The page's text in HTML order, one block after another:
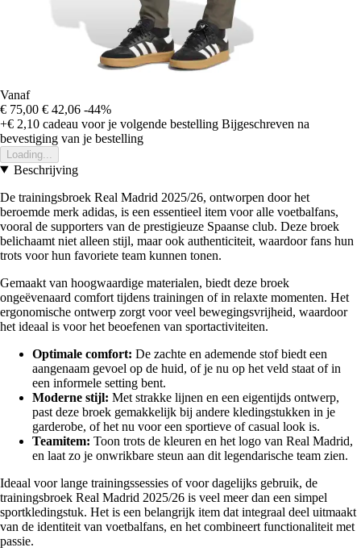
Vanaf
€ 75,00 € 42,06 -44%
+€ 2,10 cadeau voor je volgende bestelling Bijgeschreven na
bevestiging van je bestelling
Loading...
Beschrijving
De trainingsbroek Real Madrid 2025/26, ontworpen door het
beroemde merk adidas, is een essentieel item voor alle voetbalfans,
vooral de supporters van de prestigieuze Spaanse club. Deze broek
belichaamt niet alleen stijl, maar ook authenticiteit, waardoor fans hun
trots voor hun favoriete team kunnen tonen.
Gemaakt van hoogwaardige materialen, biedt deze broek
ongeëvenaard comfort tijdens trainingen of in relaxte momenten. Het
ergonomische ontwerp zorgt voor veel bewegingsvrijheid, waardoor
het ideaal is voor het beoefenen van sportactiviteiten.
Optimale comfort: De zachte en ademende stof biedt een
aangenaam gevoel op de huid, of je nu op het veld staat of in
een informele setting bent.
Moderne stijl: Met strakke lijnen en een eigentijds ontwerp,
past deze broek gemakkelijk bij andere kledingstukken in je
garderobe, of het nu voor een sportieve of casual look is.
Teamitem: Toon trots de kleuren en het logo van Real Madrid,
en laat zo je onwrikbare steun aan dit legendarische team zien.
Ideaal voor lange trainingssessies of voor dagelijks gebruik, de
trainingsbroek Real Madrid 2025/26 is veel meer dan een simpel
sportkledingstuk. Het is een belangrijk item dat integraal deel uitmaakt
van de identiteit van voetbalfans, en het combineert functionaliteit met
passie.